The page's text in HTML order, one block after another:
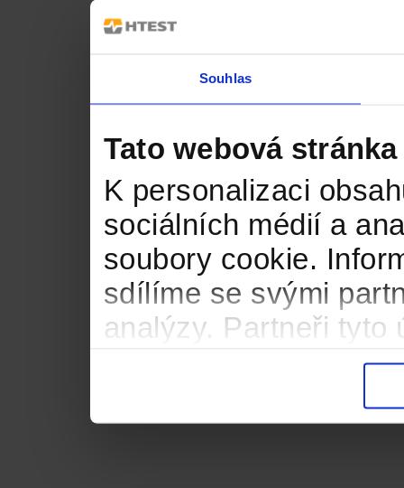
Souhlas
Tato webová
K personalizaci
sociálních médií a
soubory cookie.
sdílíme se svými
analýzy. Partneři tyto
informacemi, které